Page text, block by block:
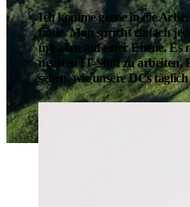
Ich komme gerne in die
finde. Man spricht einfach
mit allen auf einer Ebene. Es
neusten IT-Stuff zu arbeiten,
sehen, wie unsere DCs